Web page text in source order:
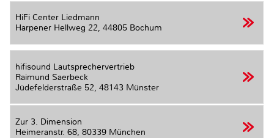
HiFi Center Liedmann
Harpener Hellweg 22, 44805 Bochum
hifisound Lautsprechervertrieb
Raimund Saerbeck
Jüdefelderstraße 52, 48143 Münster
Zur 3. Dimension
Heimeranstr. 68, 80339 München